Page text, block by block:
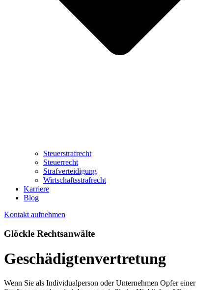
Steuerstrafrecht
Steuerrecht
Strafverteidigung
Wirtschaftsstrafrecht
Karriere
Blog
Kontakt aufnehmen
Glöckle Rechtsanwälte
Geschädigtenvertretung
Wenn Sie als Individualperson oder Unternehmen Opfer einer